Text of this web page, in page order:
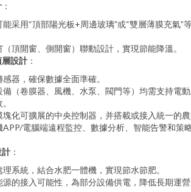
：
采用“頂部陽光板+周邊玻璃”或“雙層薄膜充氣”
頂開窗、側開窗）聯動設計，實現節能降溫。
設計 ：
感器，確保數據全面準確。
備（卷膜器、風機、水泵、閥門等）均需支持電
塊化可擴展的中央控制器，并搭載或接入統一的
電腦端遠程監控、數據分析、智能告警和策
計 ：
系統，結合水肥一體機，實現節水節肥。
的接入可能性，為部分設備供電，降低長期運